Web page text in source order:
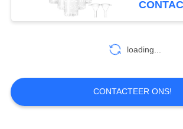
loading...
CONTACTEER ONS!